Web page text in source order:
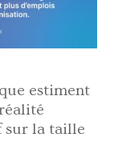
estiment
sur la taille